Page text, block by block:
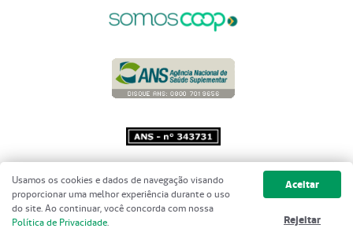
Copyright 2001 - 2026 Unimed do
Brasil - Todos os direitos reservados
Usamos os cookies e dados de navegação visando
proporcionar uma melhor experiência durante o uso
do site. Ao continuar, você concorda com nossa
Política de Privacidade.
Aceitar
Rejeitar